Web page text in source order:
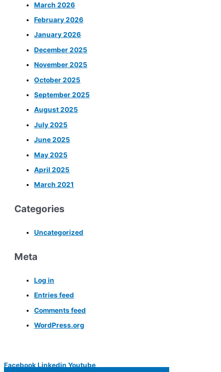
March 2026
February 2026
January 2026
December 2025
November 2025
October 2025
September 2025
August 2025
July 2025
June 2025
May 2025
April 2025
March 2021
Categories
Uncategorized
Meta
Log in
Entries feed
Comments feed
WordPress.org
FacebookLinkedinYoutube